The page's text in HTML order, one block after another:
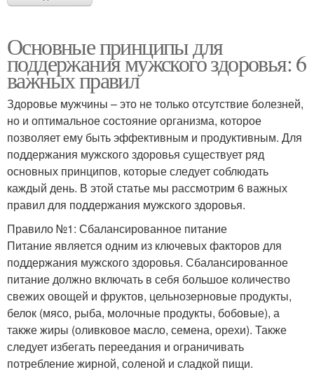
Основные принципы для
поддержания мужского здоровья: 6
важных правил
Здоровье мужчины – это не только отсутствие болезней,
но и оптимальное состояние организма, которое
позволяет ему быть эффективным и продуктивным. Для
поддержания мужского здоровья существует ряд
основных принципов, которые следует соблюдать
каждый день. В этой статье мы рассмотрим 6 важных
правил для поддержания мужского здоровья.
Правило №1: Сбалансированное питание
Питание является одним из ключевых факторов для
поддержания мужского здоровья. Сбалансированное
питание должно включать в себя большое количество
свежих овощей и фруктов, цельнозерновые продукты,
белок (мясо, рыба, молочные продукты, бобовые), а
также жиры (оливковое масло, семена, орехи). Также
следует избегать переедания и ограничивать
потребление жирной, соленой и сладкой пищи.